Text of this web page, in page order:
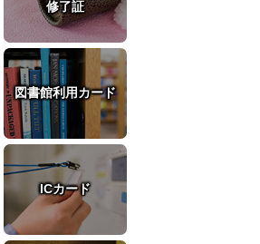
修了証
図書館利用カード
ICカード